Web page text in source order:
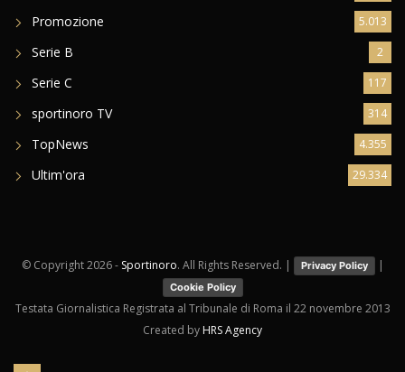
Promozione 5.013
Serie B 2
Serie C 117
sportinoro TV 314
TopNews 4.355
Ultim'ora 29.334
© Copyright2026 - Sportinoro. All Rights Reserved. | Privacy Policy |
Cookie Policy
Testata Giornalistica Registrata al Tribunale di Roma il 22 novembre 2013
Created by HRS Agency